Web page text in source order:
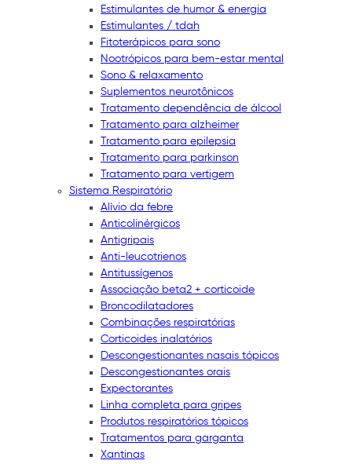
Estimulantes de humor & energia
Estimulantes / tdah
Fitoterápicos para sono
Nootrópicos para bem-estar mental
Sono & relaxamento
Suplementos neurotônicos
Tratamento dependência de álcool
Tratamento para alzheimer
Tratamento para epilepsia
Tratamento para parkinson
Tratamento para vertigem
Sistema Respiratório
Alívio da febre
Anticolinérgicos
Antigripais
Anti-leucotrienos
Antitussígenos
Associação beta2 + corticoide
Broncodilatadores
Combinações respiratórias
Corticoides inalatórios
Descongestionantes nasais tópicos
Descongestionantes orais
Expectorantes
Linha completa para gripes
Produtos respiratórios tópicos
Tratamentos para garganta
Xantinas